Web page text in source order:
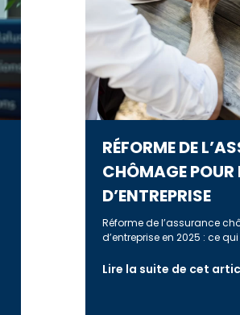
RÉFORME DE
CHÔMAGE POUR
D’ENTREPRISE
Réforme de l’assurance
d’entreprise en 2025 : ce
Lire la suite de cet